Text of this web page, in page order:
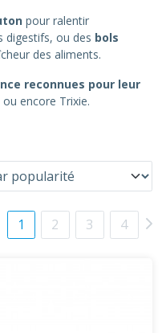
pour ralentir
digestifs, ou des bols
des aliments.
reconnues pour leur
encore Trixie.
1 2 3 4